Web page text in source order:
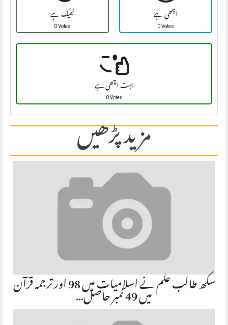
ٹھیک ہے
0 Votes اچھی ہے
0 Votes
بہت اچھی ہے
0 Votes
مزید پڑھیں
سکھ طالب علم نے اسلامیات میں 98 اور ترجمہ قرآن میں 49 نمبر حاصل…